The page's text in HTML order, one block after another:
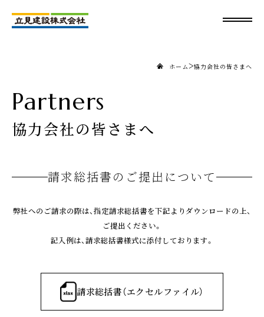
Partners
協力会社の皆さまへ
ホーム>協力会社の皆さまへ
請求総括書のご提出について
弊社へのご請求の際は、指定請求総括書を下記よりダウンロードの上、
ご提出ください。
記入例は、請求総括書様式に添付しております。
請求総括書（エクセルファイル）